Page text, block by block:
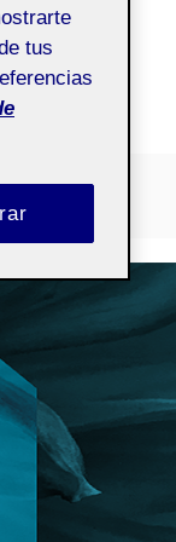
Un comentario
tus